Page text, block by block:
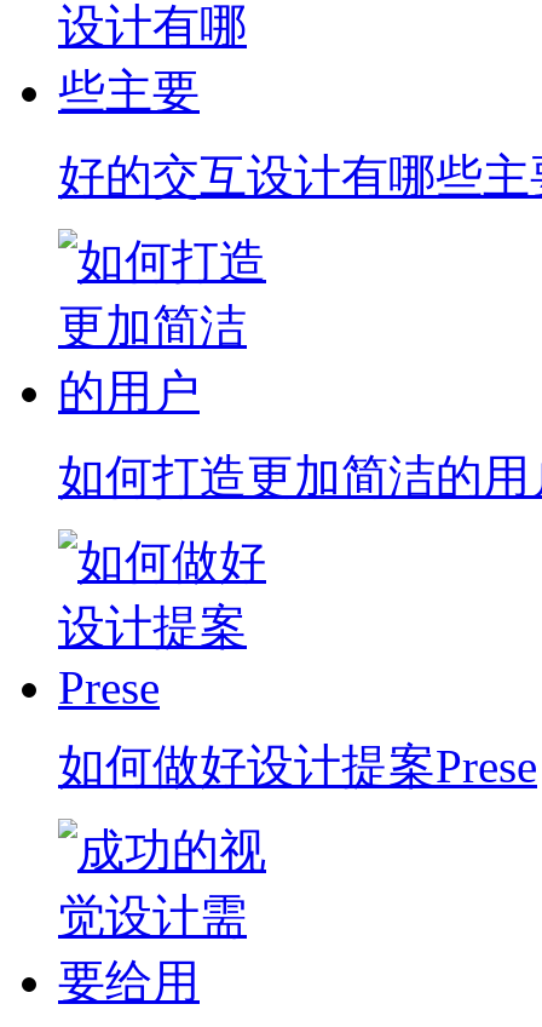
好的交互设计有哪些主
如何打造更加简洁的用
如何做好设计提案Prese